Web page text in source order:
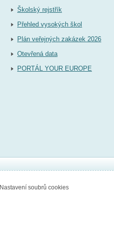
Školský rejstřík
Přehled vysokých škol
Plán veřejných zakázek 2026
Otevřená data
PORTÁL YOUR EUROPE
Nastavení soubrů cookies